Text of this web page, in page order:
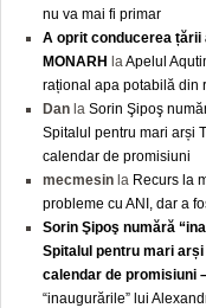
nu va mai fi primar
A oprit conducerea țării
MONARH la Apelul
rațional apa potabilă din
Dan la Sorin Şipoş
Spitalul pentru mari arși
calendar de promisiuni
mecmesin la Recurs la
probleme cu ANI, dar a
Sorin Şipoş numără
Spitalul pentru mari
calendar de promisiuni
“inaugurările” lui